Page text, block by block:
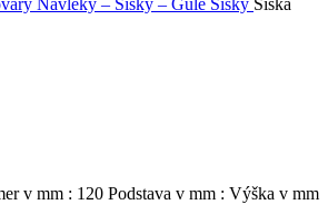
Návleky – Šišky – Gule Šišky Šiška
v mm : 120 Podstava v mm : Výška v mm